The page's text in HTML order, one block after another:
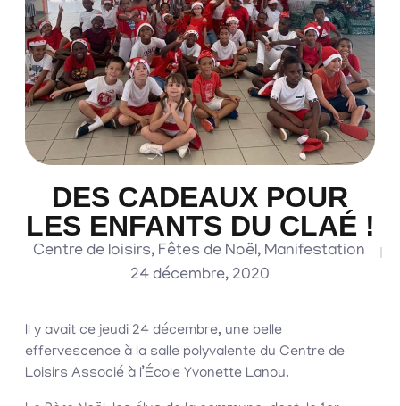
DES CADEAUX POUR
LES ENFANTS DU CLAÉ !
Centre de loisirs, Fêtes de Noël, Manifestation
24 décembre, 2020
Il y avait ce jeudi 24 décembre, une belle
effervescence à la salle polyvalente du Centre de
Loisirs Associé à l’École Yvonette Lanou.